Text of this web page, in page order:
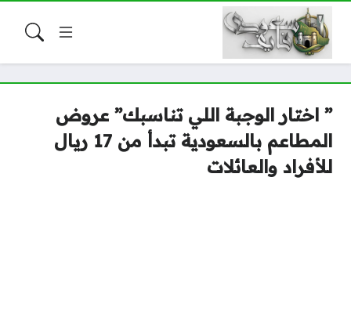
” اختار الوجبة اللي تناسبك” عروض
المطاعم بالسعودية تبدأ من 17 ريال
للأفراد والعائلات